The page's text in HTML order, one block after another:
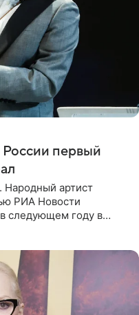
России первый
артист
РИА Новости
в следующем году в